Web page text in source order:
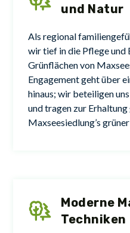
und Natur
Als regional
wir tief in die Pflege und
Grünflächen von
Engagement geht über
hinaus; wir beteiligen
und tragen zur
Maxseesiedlung’s
Moderne
Techniken